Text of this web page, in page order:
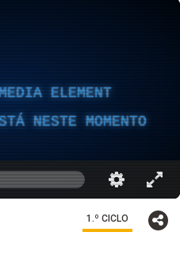
ELEMENT
NESTE MOMENTO
1.º CICLO